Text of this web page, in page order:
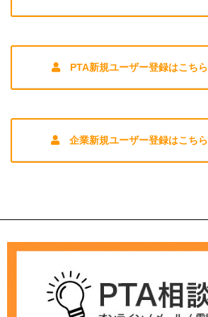
PTA新規ユーザー登録はこちら
企業新規ユーザー登録はこちら